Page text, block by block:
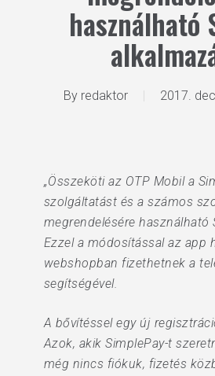
használható
By redaktor 2017.
„Összeköti az OTP Mobil a
szolgáltatást és a számos
megrendelésére használható
Ezzel a módosítással az app
webshopban fizethetnek a
segítségével.
A bővítéssel egy új
Azok, akik SimplePay-t
még nincs fiókuk, fizetés